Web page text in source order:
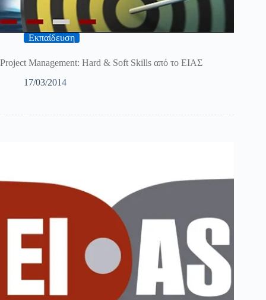
Εκπαίδευση
Project Management: Hard & Soft Skills από το ΕΙΑΣ
17/03/2014